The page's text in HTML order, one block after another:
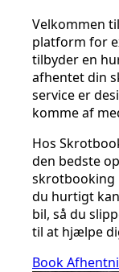
Velkommen
platform for
tilbyder en
afhentet din
service er
komme af
Hos
den bedste
skrotbooking
du hurtigt
bil, så du
til at hjælpe
Book